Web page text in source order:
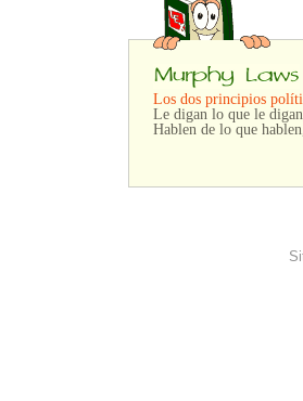
Los dos principios
Le digan lo que le
Hablen de lo que